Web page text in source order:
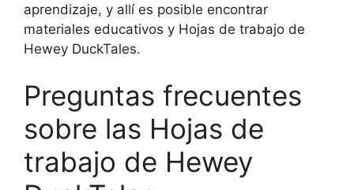
aprendizaje, y allí es posible encontrar
materiales educativos y Hojas de trabajo de
Hewey DuckTales.
Preguntas frecuentes
sobre las Hojas de
trabajo de Hewey